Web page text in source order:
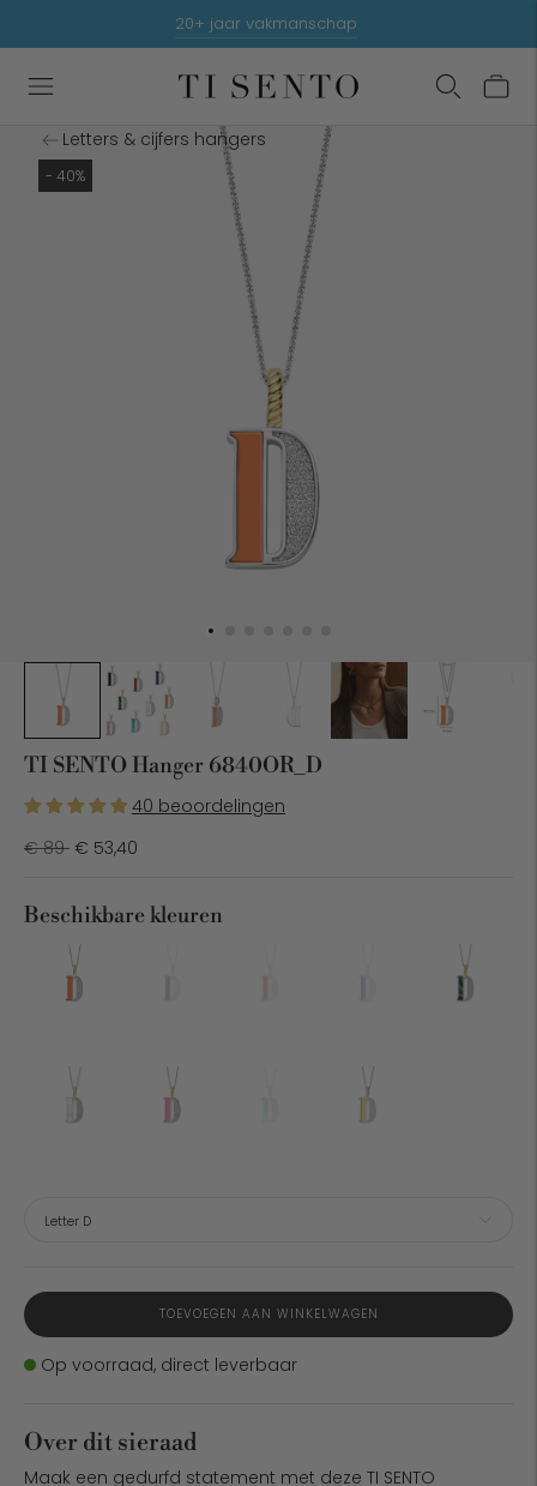
Summer sale up to 50% off - shop hier
20+ jaar vakmanschap
9.3/10 beoordeeld door klanten
Letters & cijfers hangers
- 40%
TI SENTO Hanger 6840OR_D
40 beoordelingen
€ 89Normale
€ 53,40
Beschikbare kleuren
TOEVOEGEN AAN WINKELWAGEN
Voorraad
Op voorraad, direct leverbaar
Over dit sieraad
Maak een gedurfd statement met deze TI SENTO